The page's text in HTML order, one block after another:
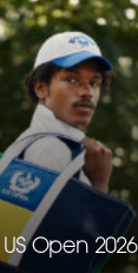
Open 2026